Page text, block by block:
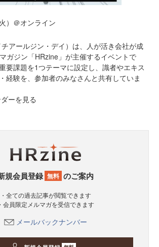
）＠オンライン
アールジン・デイ）は、人が活き会社が成
ガジン「HRzine」が主催するイベントで
要課題を1つテーマに設定し、識者やエキス
経験を、参加者のみなさんと共有していま
ーを見る
規会員登録 無料 のご案内
・全ての過去記事が閲覧できます
・会員限定メルマガを受信できます
メールバックナンバー